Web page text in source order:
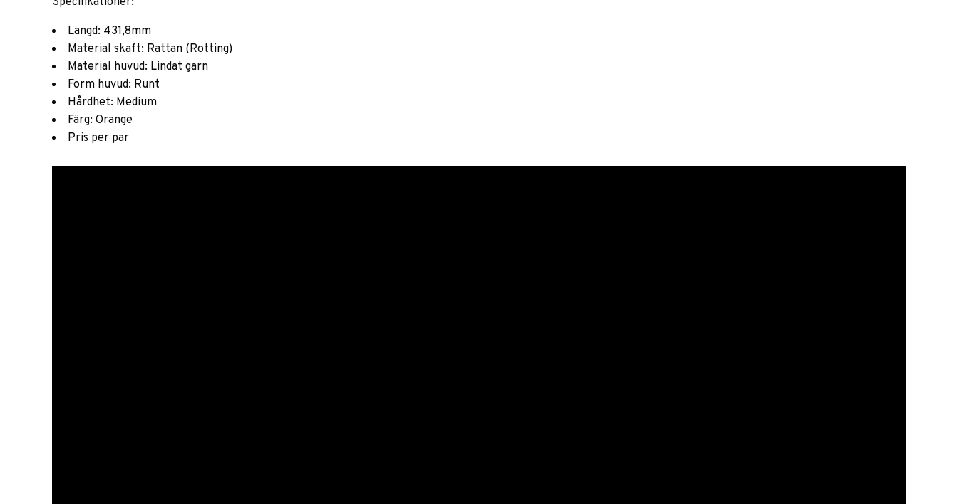
Längd: 431,8mm
Material skaft: Rattan (Rotting)
Material huvud: Lindat garn
Form huvud: Runt
Hårdhet: Medium
Färg: Orange
Pris per par